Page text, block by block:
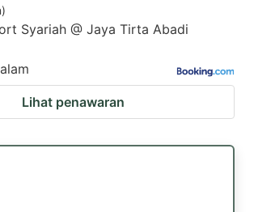
)
Syariah @ Jaya Tirta Abadi
Lihat penawaran